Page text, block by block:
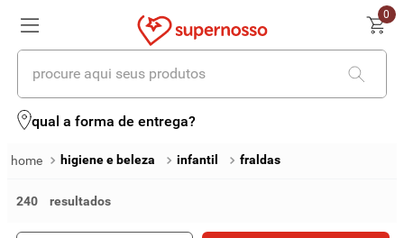
0
procure aqui seus produtos
qual a forma de entrega?
higiene e beleza infantil fraldas
240
termos mais buscados